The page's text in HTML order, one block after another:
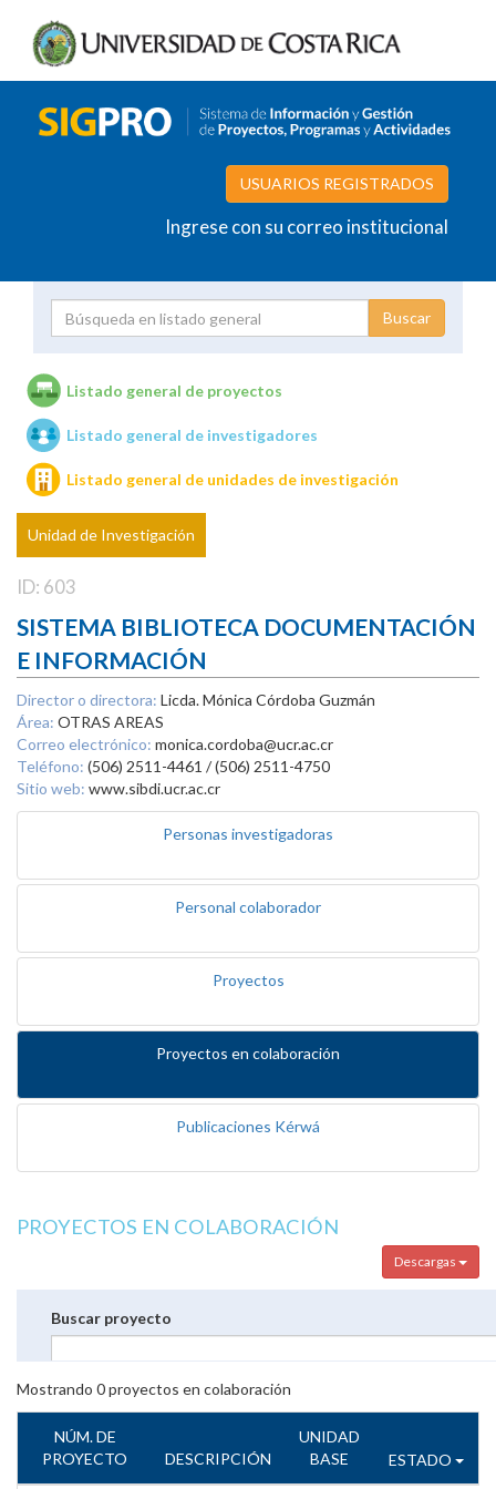
USUARIOS REGISTRADOS
Ingrese con su correo institucional
Unidades de investigación
Listado general de proyectos
Listado general de investigadores
Listado general de unidades de investigación
Unidad de Investigación
ID: 603
SISTEMA BIBLIOTECA DOCUMENTACIÓN
E INFORMACIÓN
Director o directora: Licda. Mónica Córdoba Guzmán
Área: OTRAS AREAS
Correo electrónico: monica.cordoba@ucr.ac.cr
Teléfono: (506) 2511-4461 / (506) 2511-4750
Sitio web: www.sibdi.ucr.ac.cr
Personas investigadoras
Personal colaborador
Proyectos
Proyectos en colaboración
Publicaciones Kérwá
PROYECTOS EN COLABORACIÓN
Descargas
Buscar proyecto
Mostrando 0proyectos en colaboración
NÚM. DE
PROYECTO
DESCRIPCIÓN
UNIDAD
BASE
ESTADO